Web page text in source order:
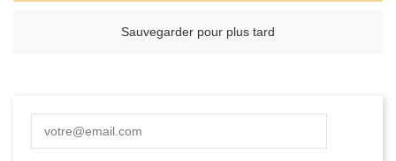
Sauvegarder pour plus tard